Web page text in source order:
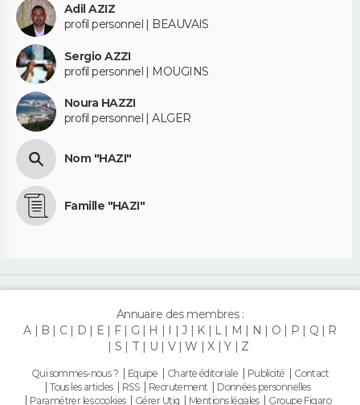
Adil AZIZ
profil personnel | BEAUVAIS
Sergio AZZI
profil personnel | MOUGINS
Noura HAZZI
profil personnel | ALGER
Nom "HAZI"
Famille "HAZI"
Annuaire des membres :
A
B C D E F G H J K L M N O P Q
R
S
T U V W X Y Z
Qui sommes-nous ? Equipe Charte éditoriale Publicité
Contact
Tous les articles
RSS Recrutement
Données personnelles
Paramétrer les cookies
Gérer Utiq Mentions légales Groupe Figaro